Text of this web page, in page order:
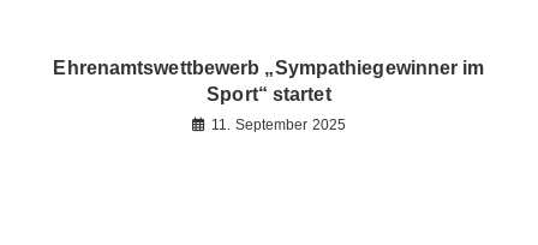
Ehrenamtswettbewerb „Sympathiegewinner im
Sport“ startet
11. September 2025